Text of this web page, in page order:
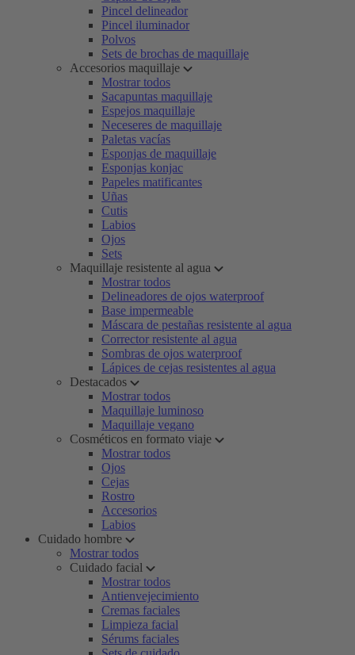
Pincel delineador
Pincel iluminador
Polvos
Sets de brochas de maquillaje
Accesorios maquillaje
Mostrar todos
Sacapuntas maquillaje
Espejos maquillaje
Neceseres de maquillaje
Paletas vacías
Esponjas de maquillaje
Esponjas konjac
Papeles matificantes
Uñas
Cutis
Labios
Ojos
Sets
Maquillaje resistente al agua
Mostrar todos
Delineadores de ojos waterproof
Base impermeable
Máscara de pestañas resistente al agua
Corrector resistente al agua
Sombras de ojos waterproof
Lápices de cejas resistentes al agua
Destacados
Mostrar todos
Maquillaje luminoso
Maquillaje vegano
Cosméticos en formato viaje
Mostrar todos
Ojos
Cejas
Rostro
Accesorios
Labios
Cuidado hombre
Mostrar todos
Cuidado facial
Mostrar todos
Antienvejecimiento
Cremas faciales
Limpieza facial
Sérums faciales